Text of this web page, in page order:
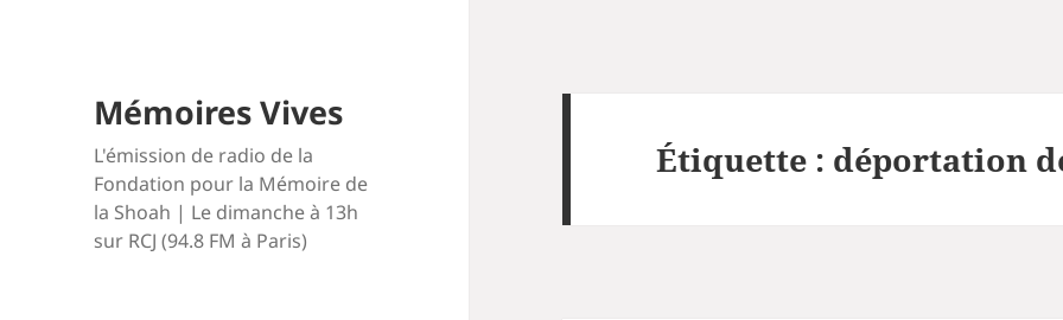
Mémoires Vives
L'émission de radio de la
Fondation pour la Mémoire de
la Shoah | Le dimanche à 13h
sur RCJ (94.8 FM à Paris)
Étiquette : déportation